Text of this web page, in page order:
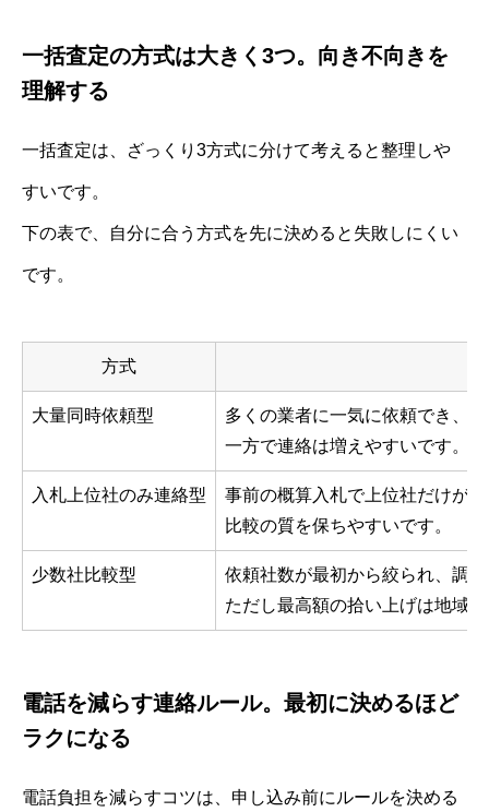
一括査定の方式は大きく3つ。向き不向きを
理解する
一括査定は、ざっくり3方式に分けて考えると整理しや
すいです。
下の表で、自分に合う方式を先に決めると失敗しにくい
です。
方式
大量同時依頼型
多くの業者に一気に依頼でき、
一方で連絡は増えやすいです。
入札上位社のみ連絡型
事前の概算入札で上位社だけが
比較の質を保ちやすいです。
少数社比較型
依頼社数が最初から絞られ、調
ただし最高額の拾い上げは地域
電話を減らす連絡ルール。最初に決めるほど
ラクになる
電話負担を減らすコツは、申し込み前にルールを決める